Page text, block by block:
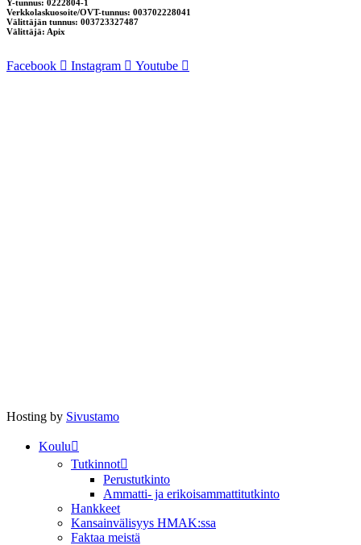
Y-tunnus: 0222804-1
Verkkolaskuosoite/OVT-tunnus: 003702228041
Välittäjän tunnus: 003723327487
Välittäjä: Apix
Facebook Instagram Youtube
Hosting by Sivustamo
Koulu
Tutkinnot
Perustutkinto
Ammatti- ja erikoisammattitutkinto
Hankkeet
Kansainvälisyys HMAK:ssa
Faktaa meistä